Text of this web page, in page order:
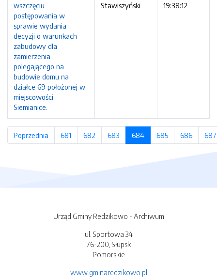
wszczęciu
postępowania w
sprawie wydania
decyzji o warunkach
zabudowy dla
zamierzenia
polegającego na
budowie domu na
działce 69 położonej w
miejscowości
Siemianice.
Stawiszyński
19:38:12
Poprzednia strona
681 strona
682 strona
683 strona
684 (bieżąca strona)
685 strona
686 strona
687
Urząd Gminy Redzikowo - Archiwum
ul. Sportowa 34
76-200, Słupsk
Pomorskie
www.gminaredzikowo.pl